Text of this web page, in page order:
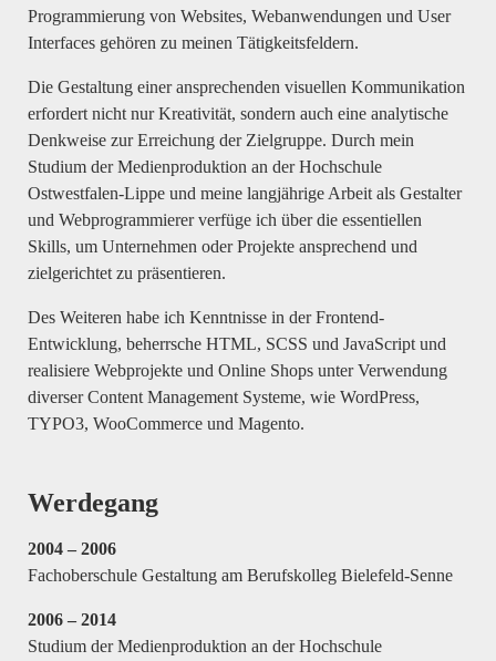
Programmierung von Websites, Webanwendungen und User
Interfaces gehören zu meinen Tätigkeitsfeldern.
Die Gestaltung einer ansprechenden visuellen Kommunikation
erfordert nicht nur Kreativität, sondern auch eine analytische
Denkweise zur Erreichung der Zielgruppe. Durch mein
Studium der Medienproduktion an der Hochschule
Ostwestfalen-Lippe und meine langjährige Arbeit als Gestalter
und Webprogrammierer verfüge ich über die essentiellen
Skills, um Unternehmen oder Projekte ansprechend und
zielgerichtet zu präsentieren.
Des Weiteren habe ich Kenntnisse in der Frontend-
Entwicklung, beherrsche HTML, SCSS und JavaScript und
realisiere Webprojekte und Online Shops unter Verwendung
diverser Content Management Systeme, wie WordPress,
TYPO3, WooCommerce und Magento.
Werdegang
2004 – 2006
Fachoberschule Gestaltung am Berufskolleg Bielefeld-Senne
2006 – 2014
Studium der Medienproduktion an der Hochschule